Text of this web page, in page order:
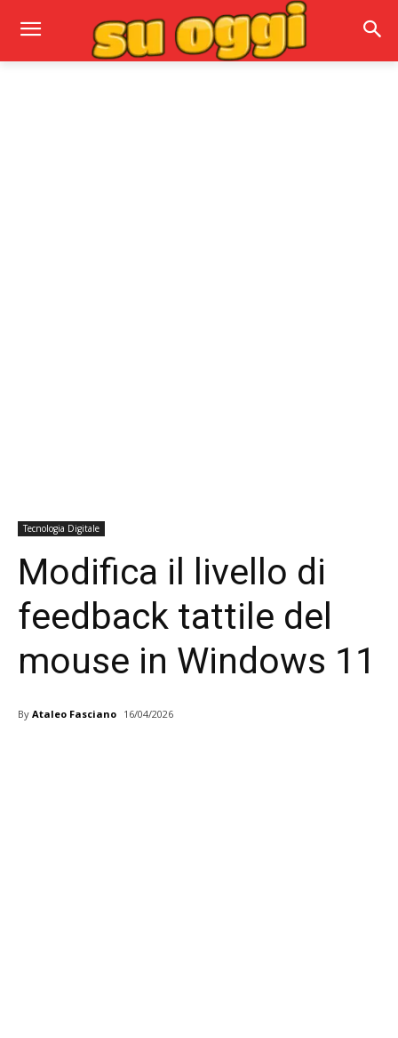
Tecnologia Digitale
Modifica il livello di
feedback tattile del
mouse in Windows 11
By Ataleo Fasciano 16/04/2026